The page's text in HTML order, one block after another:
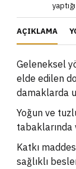
AÇIKLAMA
Geleneksel
elde edilen
damaklarda
Yoğun ve
tabaklarında
Katkı
sağlıklı